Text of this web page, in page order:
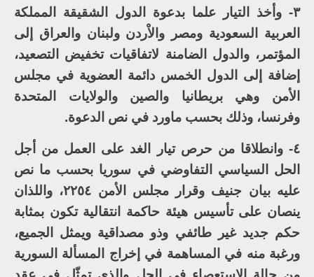
٣- وأخذ التيار علما بدعوة الدول الشقيقة المملكة
العربية السعودية ومصر والاْردن ولبنان والعراق إلى
المؤتمر، والدول الضامنة لاتفاقيات تخفيض التصعيد،
إضافة إلى الدول الخمس دائمة العضوية في مجلس
الأمن وهي بريطانيا والصين والولايات المتحدة
وفرنسا، وذلك بحسب ماورد في نص الدعوة.
٤- وانطلاقا من حرص تيار الغد على العمل من أجل
الحل السياسي التفاوضي في سوريا بحسب ما نص
عليه بيان جنيف وقرار مجلس الأمن ٢٢٥٤، واللذان
ينصان على تأسيس هيئة حاكمة انتقالية تكون بمثابة
حكم جديد غير طائفي وذو مصداقية ويمثل الجميع،
ورغبة منه في المساهمة في إخراج المسألة السورية